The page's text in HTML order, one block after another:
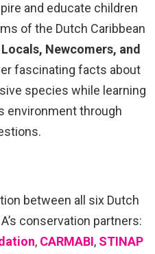
and educate children
of the Dutch Caribbean
Locals, Newcomers, and
fascinating facts about
species while learning
environment through
between all six Dutch
conservation partners:
, CARMABI, STINAP